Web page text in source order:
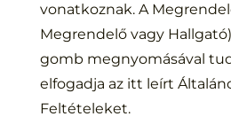
vonatkoznak. A
Megrendelő vagy Hallgató)
gomb megnyomásával
elfogadja az itt leírt
Feltételeket.